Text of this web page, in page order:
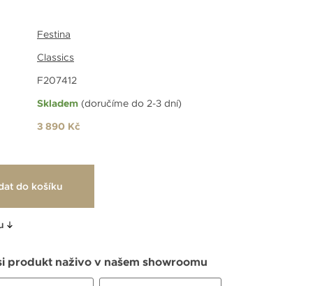
Festina
Classics
F207412
Skladem (doručíme do 2-3 dní)
3 890 Kč
do košíku
produkt naživo v našem showroomu